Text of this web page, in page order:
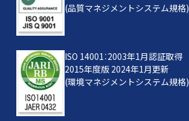
(品質マネジメントシステム規格)
ISO 14001：2003年1月認証取得
2015年度版 2024年1月更新
(環境マネジメントシステム規格)